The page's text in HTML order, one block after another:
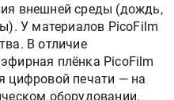
внешней среды (дождь,
У материалов PicoFilm
В отличие
плёнка PicoFilm
цифровой печати — на
оборудовании.